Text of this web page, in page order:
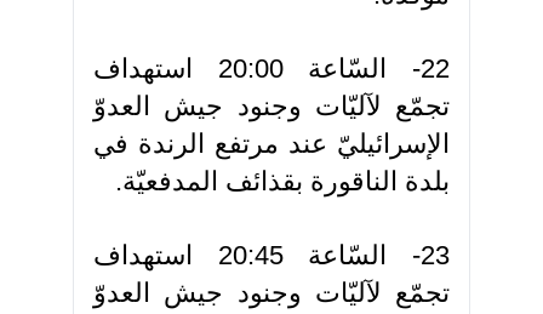
22- السّاعة 20:00 استهداف
تجمّع لآليّات وجنود جيش العدوّ
الإسرائيليّ عند مرتفع الرندة في
بلدة الناقورة بقذائف المدفعيّة.
23- السّاعة 20:45 استهداف
تجمّع لآليّات وجنود جيش العدوّ